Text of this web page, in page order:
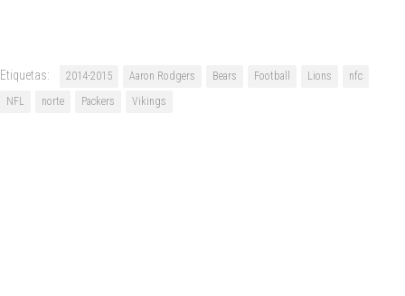
Etiquetas: 2014-2015 Aaron Rodgers Bears Football Lions
nfc
NFL
norte Packers Vikings